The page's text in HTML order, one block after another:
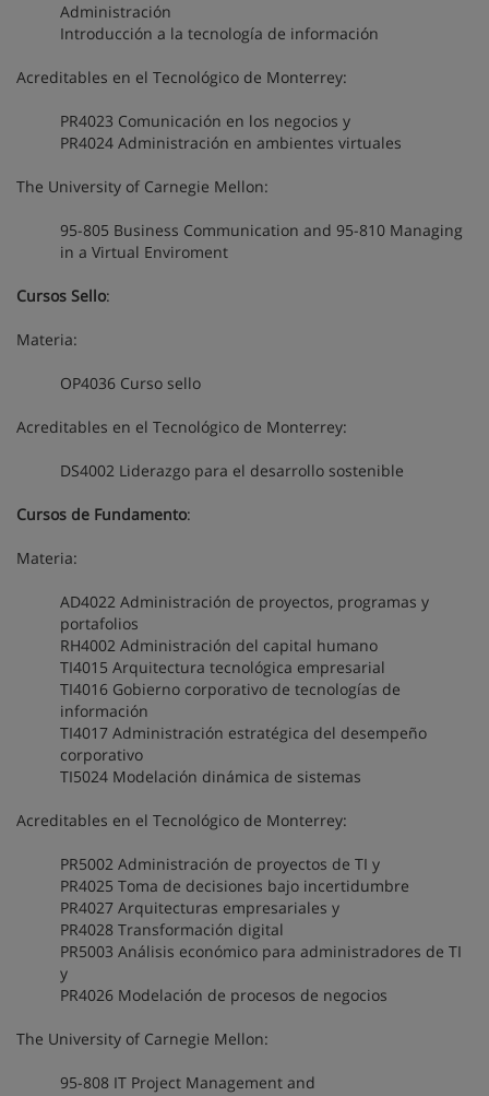
Administración
Introducción a la tecnología de información
Acreditables en el Tecnológico de Monterrey:
PR4023 Comunicación en los negocios y
PR4024 Administración en ambientes virtuales
The University of Carnegie Mellon:
95-805 Business Communication and 95-810 Managing
in a Virtual Enviroment
Cursos Sello:
Materia:
OP4036 Curso sello
Acreditables en el Tecnológico de Monterrey:
DS4002 Liderazgo para el desarrollo sostenible
Cursos de Fundamento:
Materia:
AD4022 Administración de proyectos, programas y
portafolios
RH4002 Administración del capital humano
TI4015 Arquitectura tecnológica empresarial
TI4016 Gobierno corporativo de tecnologías de
información
TI4017 Administración estratégica del desempeño
corporativo
TI5024 Modelación dinámica de sistemas
Acreditables en el Tecnológico de Monterrey:
PR5002 Administración de proyectos de TI y
PR4025 Toma de decisiones bajo incertidumbre
PR4027 Arquitecturas empresariales y
PR4028 Transformación digital
PR5003 Análisis económico para administradores de TI
y
PR4026 Modelación de procesos de negocios
The University of Carnegie Mellon:
95-808 IT Project Management and